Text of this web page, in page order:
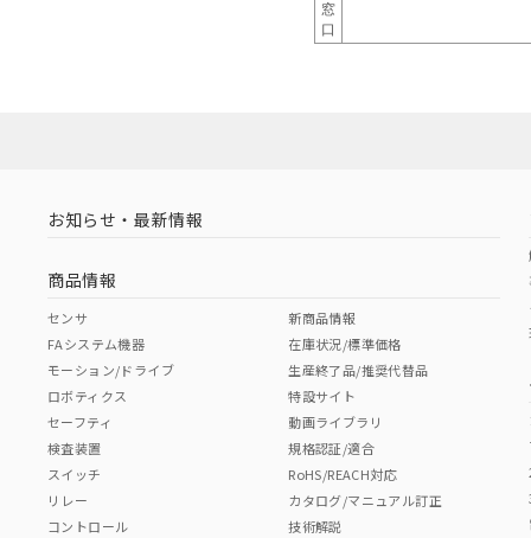
窓
口
お知らせ・最新情報
商品情報
センサ
FAシステム機器
モーション/ドライブ
ロボティクス
セーフティ
検査装置
スイッチ
リレー
コントロール
新商品情報
在庫状況/標準価格
生産終了品/推奨代替品
特設サイト
動画ライブラリ
規格認証/適合
RoHS/REACH対応
カタログ/マニュアル訂正
技術解説